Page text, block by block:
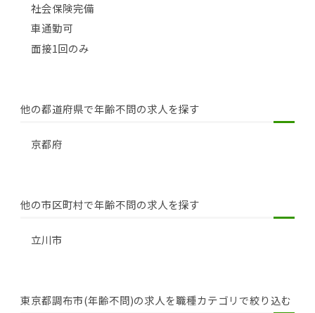
社会保険完備
車通勤可
面接1回のみ
他の都道府県で年齢不問の求人を探す
京都府
他の市区町村で年齢不問の求人を探す
立川市
東京都調布市(年齢不問)の求人を職種カテゴリで絞り込む